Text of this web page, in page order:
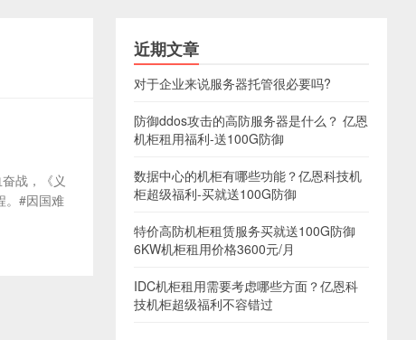
战，《义
。#因国难
近期文章
对于企业来说服务器托管很必要吗?
防御ddos攻击的高防服务器是什么？ 亿恩
机柜租用福利-送100G防御
数据中心的机柜有哪些功能？亿恩科技机
柜超级福利-买就送100G防御
特价高防机柜租赁服务买就送100G防御
6KW机柜租用价格3600元/月
IDC机柜租用需要考虑哪些方面？亿恩科
技机柜超级福利不容错过